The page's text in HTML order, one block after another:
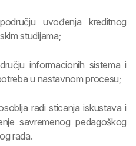
uvođenja kreditnog
studijama;
informacionih sistema i
u nastavnom procesu;
radi sticanja iskustava i
savremenog pedagoškog
rada.